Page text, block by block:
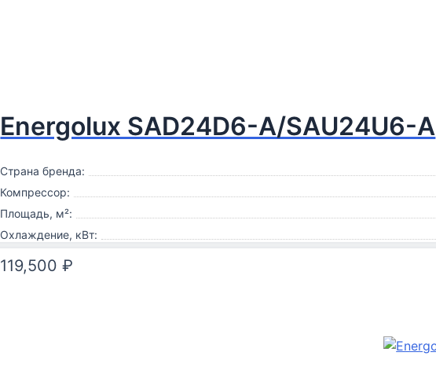
Energolux SAD24D6-A/SAU24U6-A
Страна бренда:
Компрессор:
Площадь, м²:
Охлаждение, кВт:
119,500₽